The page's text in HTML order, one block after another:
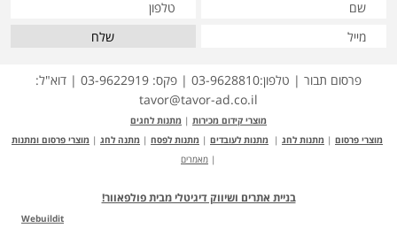
שלח
פרסום תבור | טלפון:03-9628810 | פקס: 03-9622919 | דוא"ל:
tavor@tavor-ad.co.il
מוצרי קידום מכירות | מתנות לחגים
מוצרי פרסום | מתנות לחג | מתנות לעובדים | מתנות לפסח | מתנה לחג | מוצרי פרסום ומתנות
| מאמרים
בניית אתרים ושיווק דיגיטלי מבית פולפאוור!
Webuildit